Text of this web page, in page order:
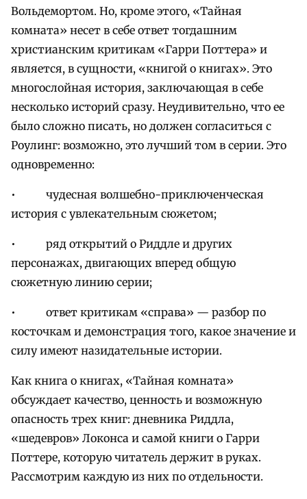
Вольдемортом. Но, кроме этого, «Тайная
комната» несет в себе ответ тогдашним
христианским критикам «Гарри Поттера» и
является, в сущности, «книгой о книгах». Это
многослойная история, заключающая в себе
несколько историй сразу. Неудивительно, что ее
было сложно писать, но должен согласиться с
Роулинг: возможно, это лучший том в серии. Это
одновременно:
• чудесная волшебно-приключенческая
история с увлекательным сюжетом;
• ряд открытий о Риддле и других
персонажах, двигающих вперед общую
сюжетную линию серии;
• ответ критикам «справа» — разбор по
косточкам и демонстрация того, какое значение и
силу имеют назидательные истории.
Как книга о книгах, «Тайная комната»
обсуждает качество, ценность и возможную
опасность трех книг: дневника Риддла,
«шедевров» Локонса и самой книги о Гарри
Поттере, которую читатель держит в руках.
Рассмотрим каждую из них по отдельности.